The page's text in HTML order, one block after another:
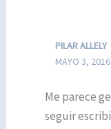
PILAR ALLELY
MAYO 3,
Me parece
seguir